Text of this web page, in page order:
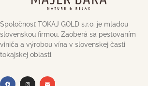
Spoločnosť TOKAJ GOLD s.r.o. je mladou
slovenskou firmou. Zaoberá sa pestovaním
viniča a výrobou vína v slovenskej časti
tokajskej oblasti.